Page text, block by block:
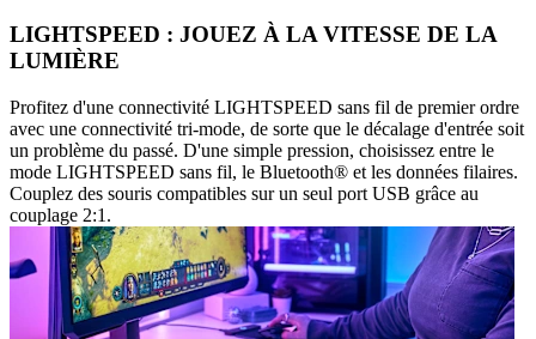
LIGHTSPEED : JOUEZ À LA VITESSE DE LA
LUMIÈRE
Profitez d'une connectivité LIGHTSPEED sans fil de premier ordre
avec une connectivité tri-mode, de sorte que le décalage d'entrée soit
un problème du passé. D'une simple pression, choisissez entre le
mode LIGHTSPEED sans fil, le Bluetooth® et les données filaires.
Couplez des souris compatibles sur un seul port USB grâce au
couplage 2:1.